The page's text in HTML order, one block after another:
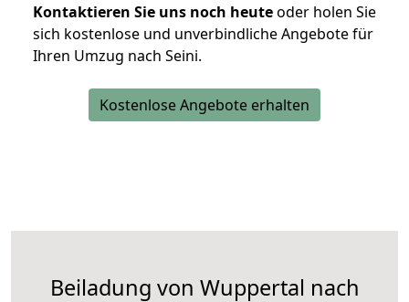
Kontaktieren Sie uns noch heuteoder holen Sie
sich kostenlose und unverbindliche Angebote für
Ihren Umzug nach Seini.
Kostenlose Angebote erhalten
Beiladung von Wuppertal nach